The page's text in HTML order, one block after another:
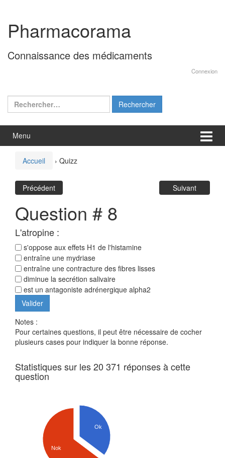
contenu
menu
principal
Pharmacorama
Connaissance des médicaments
Connexion
Rechercher :
Menu
Accueil › Quizz
Précédent Suivant
Question # 8
L'atropine :
s'oppose aux effets H1 de l'histamine
entraîne une mydriase
entraîne une contracture des fibres lisses
diminue la secrétion salivaire
est un antagoniste adrénergique alpha2
Notes :
Pour certaines questions, il peut être nécessaire de cocher
plusieurs cases pour indiquer la bonne réponse.
Statistiques sur les 20 371 réponses à cette
question
Ok
Nok